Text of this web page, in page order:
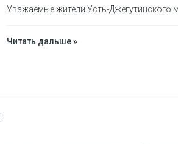
Уважаемые жители Усть-Джегутинского
Читать дальше »